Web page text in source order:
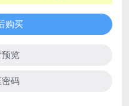
购买
览
码